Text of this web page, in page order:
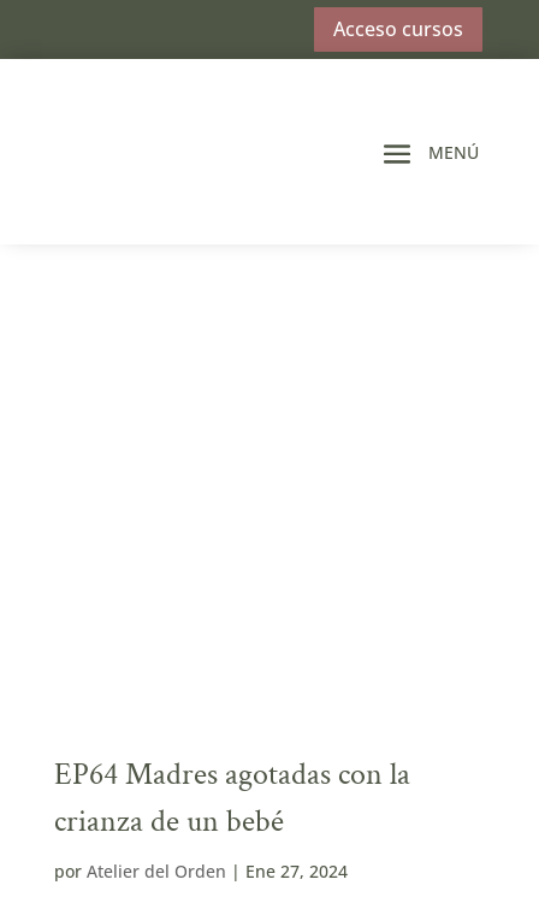
Acceso cursos
EP64 Madres agotadas con la
crianza de un bebé
por Atelier del Orden | Ene 27, 2024